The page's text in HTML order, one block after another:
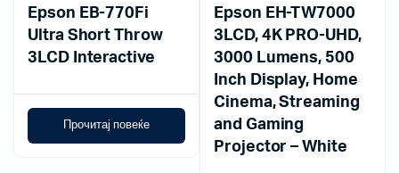
Epson EB-770Fi
Ultra Short Throw
3LCD Interactive
Прочитај повеќе
Epson EH-TW7000
3LCD, 4K PRO-UHD,
3000 Lumens, 500
Inch Display, Home
Cinema, Streaming
and Gaming
Projector – White